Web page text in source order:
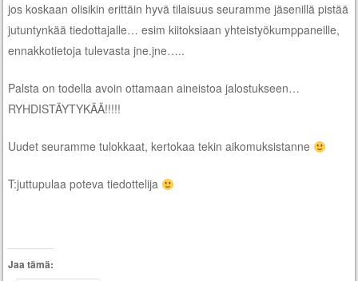
jos koskaan olisikin erittäin hyvä tilaisuus seuramme jäsenillä pistää
jutuntynkää tiedottajalle… esim kiitoksiaan yhteistyökumppaneille,
ennakkotietoja tulevasta jne.jne…..
Palsta on todella avoin ottamaan aineistoa jalostukseen…
RYHDISTÄYTYKÄÄ!!!!!
Uudet seuramme tulokkaat, kertokaa tekin aikomuksistanne
T:juttupulaa poteva tiedottelija
Jaa tämä: